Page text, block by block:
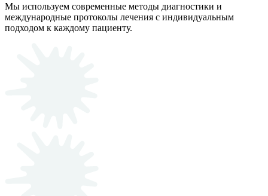
Мы используем современные методы диагностики и
международные протоколы лечения с индивидуальным
подходом к каждому пациенту.